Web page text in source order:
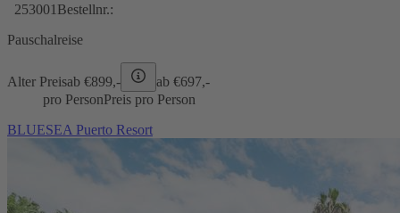
253001 Bestellnr.:
Pauschalreise
Alter Preisab €899,- ab €697,-
pro PersonPreis pro Person
BLUESEA Puerto Resort